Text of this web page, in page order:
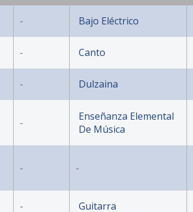
- Bajo Eléctrico
- Canto
- Dulzaina
-
Enseñanza Elemental
De Música
- -
- Guitarra